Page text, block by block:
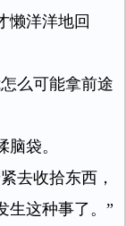
懒洋洋地回
么可能拿前途
袋。
去收拾东西，
生这种事了。”